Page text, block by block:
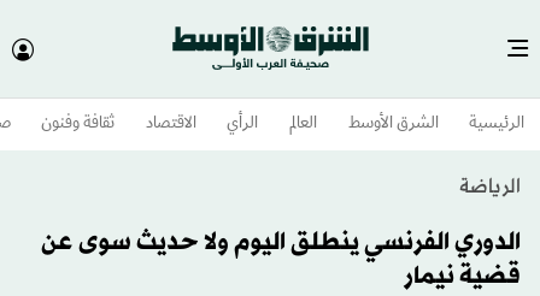
الرئيسية الشرق الأوسط​ العالم الرأي الاقتصاد ثقافة وفنون
الرياضة
الدوري الفرنسي ينطلق اليوم ولا حديث سوى عن
قضية نيمار